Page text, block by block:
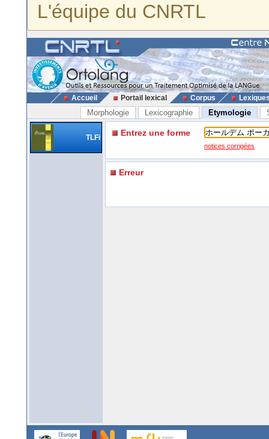
L'équipe du CNRTL
Accueil Portail lexical Corpus
Morphologie Lexicographie Etymologie
TLFi Entrez une forme
notices corrigées
Erreur